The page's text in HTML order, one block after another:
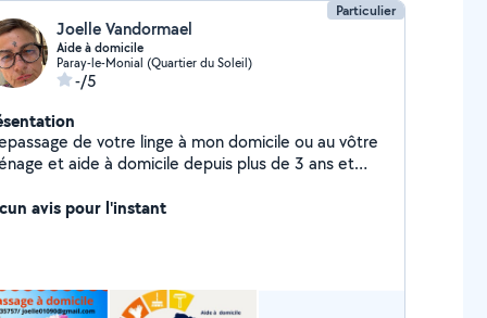
Particulier
Joelle Vandormael
Aide à domicile
Paray-le-Monial (Quartier du Soleil)
-/5
de votre linge à mon domicile ou au vôtre
et aide à domicile depuis plus de 3 ans et
- Aide à la cuisine , au levé ou au
avis pour l'instant